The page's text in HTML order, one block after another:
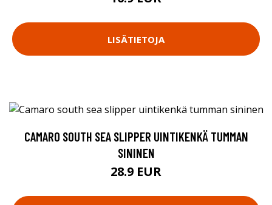
LISÄTIETOJA
CAMARO SOUTH SEA SLIPPER UINTIKENKÄ TUMMAN
SININEN
28.9 EUR